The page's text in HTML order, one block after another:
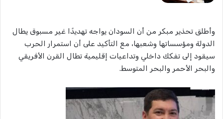
وأطلق تحذير مبكر من أن السودان يواجه تهديدًا غير مسبوق يطال
الدولة ومؤسساتها وشعبها، مع التأكيد على أن استمرار الحرب
سيقود إلى تفكك داخلي وتداعيات إقليمية تطال القرن الأفريقي
والبحر الأحمر والبحر المتوسط.